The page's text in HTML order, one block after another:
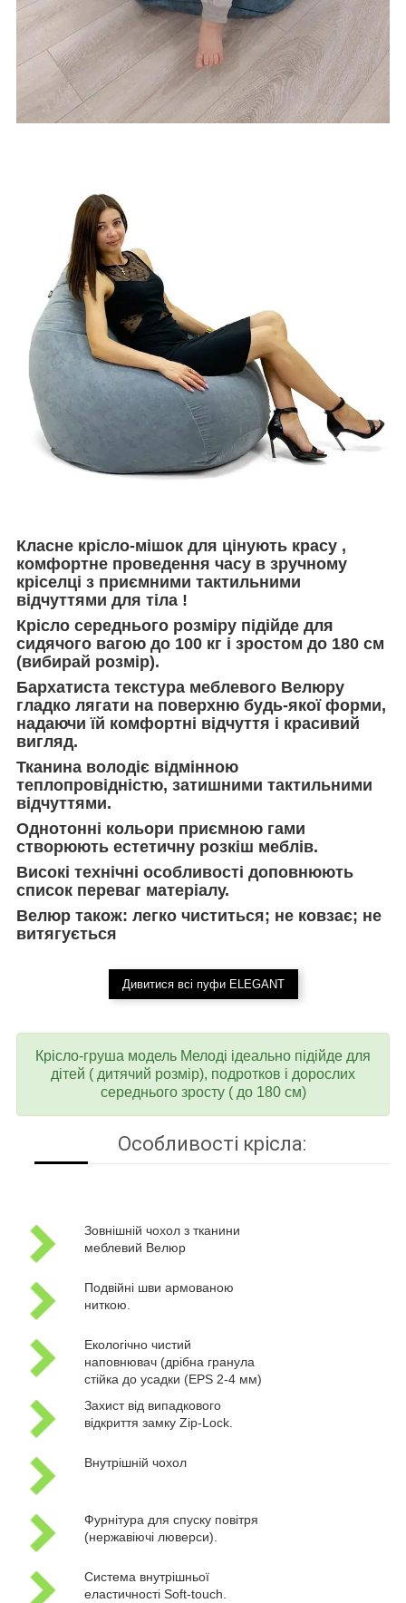
Класне крісло-мішок для цінують красу ,
комфортне проведення часу в зручному
кріселці з приємними тактильними
відчуттями для тіла !
Крісло середнього розміру підійде для
сидячого вагою до 100 кг і зростом до 180 см
(вибирай розмір).
Бархатиста текстура меблевого Велюру
гладко лягати на поверхню будь-якої форми,
надаючи їй комфортні відчуття і красивий
вигляд.
Тканина володіє відмінною
теплопровідністю, затишними тактильними
відчуттями.
Однотонні кольори приємною гами
створюють естетичну розкіш меблів.
Високі технічні особливості доповнюють
список переваг матеріалу.
Велюр також: легко чиститься; не ковзає; не
витягується
Дивитися всі пуфи ELEGANT
Крісло-груша модель Мелоді ідеально підійде для
дітей ( дитячий розмір), подротков і дорослих
середнього зросту ( до 180 см)
Особливості крісла:
Зовнішній чохол з тканини
меблевий Велюр
Подвійні шви армованою
ниткою.
Екологічно чистий
наповнювач (дрібна гранула
стійка до усадки (EPS 2-4 мм)
Захист від випадкового
відкриття замку Zip-Lock.
Внутрішній чохол
Фурнітура для спуску повітря
(нержавіючі люверси).
Система внутрішньої
еластичності Soft-touch.